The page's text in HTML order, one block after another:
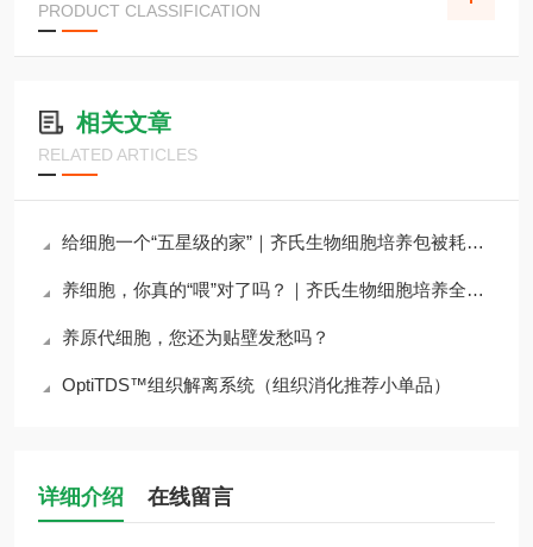
PRODUCT CLASSIFICATION
相关文章
RELATED ARTICLES
给细胞一个“五星级的家”｜齐氏生物细胞培养包被耗材全攻略
养细胞，你真的“喂”对了吗？｜齐氏生物细胞培养全系列试剂详解
养原代细胞，您还为贴壁发愁吗？
OptiTDS™组织解离系统（组织消化推荐小单品）
详细介绍 在线留言